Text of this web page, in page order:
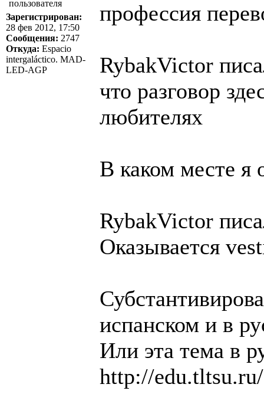
Зарегистрирован:
28 фев 2012, 17:50
Сообщения: 2747
Откуда: Espacio
intergaláctico. MAD-
LED-AGP
профессия
RybakVictor
что разговор
любителях
В каком месте я
RybakVictor
Оказывается
испанском и в
Или эта тема в
http://